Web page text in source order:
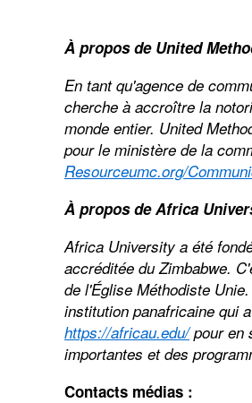
À propos de United
En tant qu'agence de
cherche à accroître la
monde entier. United
pour le ministère de la
Resourceumc.org/
À propos de Africa
Africa University a été
accréditée du Zimbabwe.
de l'Église Méthodiste
institution panafricaine qui
https://africau.edu/pour en
importantes et des
Contacts médias :